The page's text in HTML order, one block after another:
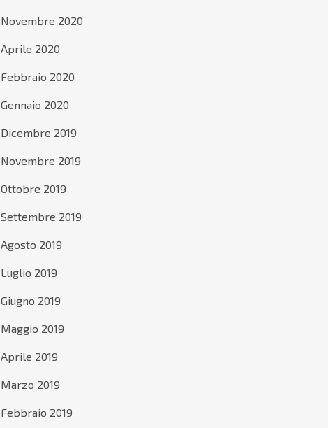
Novembre 2020
Aprile 2020
Febbraio 2020
Gennaio 2020
Dicembre 2019
Novembre 2019
Ottobre 2019
Settembre 2019
Agosto 2019
Luglio 2019
Giugno 2019
Maggio 2019
Aprile 2019
Marzo 2019
Febbraio 2019